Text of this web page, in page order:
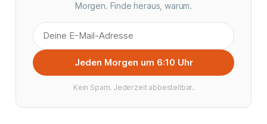
Morgen. Finde heraus, warum.
Jeden Morgen um 6:10 Uhr
Kein Spam. Jederzeit abbestellbar.